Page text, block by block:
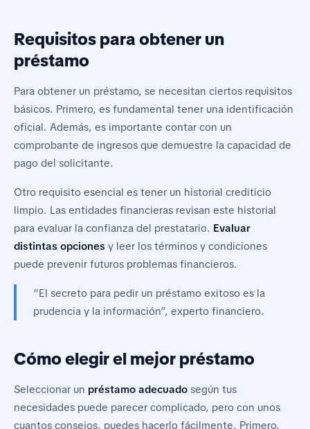
Requisitos para obtener un
préstamo
Para obtener un préstamo, se necesitan ciertos requisitos
básicos. Primero, es fundamental tener una identificación
oficial. Además, es importante contar con un
comprobante de ingresos que demuestre la capacidad de
pago del solicitante.
Otro requisito esencial es tener un historial crediticio
limpio. Las entidades financieras revisan este historial
para evaluar la confianza del prestatario. Evaluar
distintas opciones y leer los términos y condiciones
puede prevenir futuros problemas financieros.
“El secreto para pedir un préstamo exitoso es la
prudencia y la información”, experto financiero.
Cómo elegir el mejor préstamo
Seleccionar un préstamo adecuado según tus
necesidades puede parecer complicado, pero con unos
cuantos consejos, puedes hacerlo fácilmente. Primero,